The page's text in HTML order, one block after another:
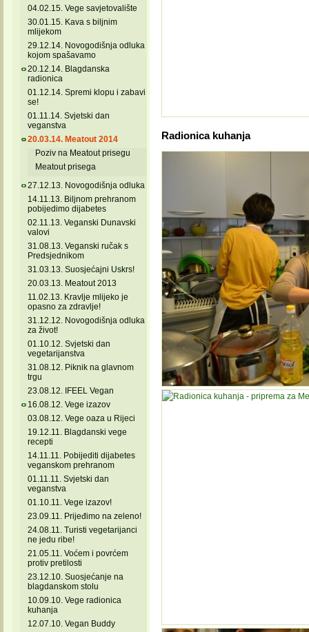
04.02.15. Vege savjetovalište
30.01.15. Kava s biljnim
mlijekom
29.12.14. Novogodišnja odluka
kojom spašavamo
20.12.14. Blagdanska
radionica
01.12.14. Spremi klopu i zabavi
se!
01.11.14. Svjetski dan
veganstva
20.03.14. Meatout 2014
Poziv na Meatout prisegu
Meatout prisega
27.12.13. Novogodišnja odluka
14.11.13. Biljnom prehranom
pobijedimo dijabetes
02.11.13. Veganski Dunavski
valovi
31.08.13. Veganski ručak s
Predsjednikom
31.03.13. Suosjećajni Uskrs!
20.03.13. Meatout 2013
11.02.13. Kravlje mlijeko je
opasno za zdravlje!
31.12.12. Novogodišnja odluka
za život!
01.10.12. Svjetski dan
vegetarijanstva
31.08.12. Piknik na glavnom
trgu
23.08.12. IFEEL Vegan
16.08.12. Vege izazov
03.08.12. Vege oaza u Rijeci
19.12.11. Blagdanski vege
recepti
14.11.11. Pobijediti dijabetes
veganskom prehranom
01.11.11. Svjetski dan
veganstva
01.10.11. Vege izazov!
23.09.11. Prijeđimo na zeleno!
24.08.11. Turisti vegetarijanci
ne jedu ribe!
21.05.11. Voćem i povrćem
protiv pretilosti
23.12.10. Suosjećanje na
blagdanskom stolu
10.09.10. Vege radionica
kuhanja
12.07.10. Vegan Buddy
Radionica kuhanja